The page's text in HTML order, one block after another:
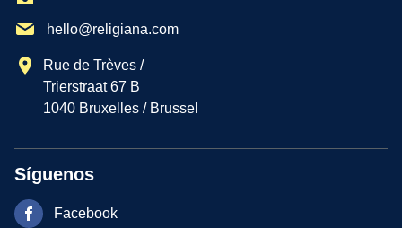
hello@religiana.com
Rue de Trèves /
Trierstraat 67 B
1040 Bruxelles / Brussel
Síguenos
Facebook